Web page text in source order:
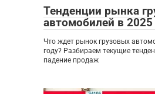
Тенденции рынка
автомобилей в 2025
Что ждет рынок грузовых
году? Разбираем текущие
падение продаж